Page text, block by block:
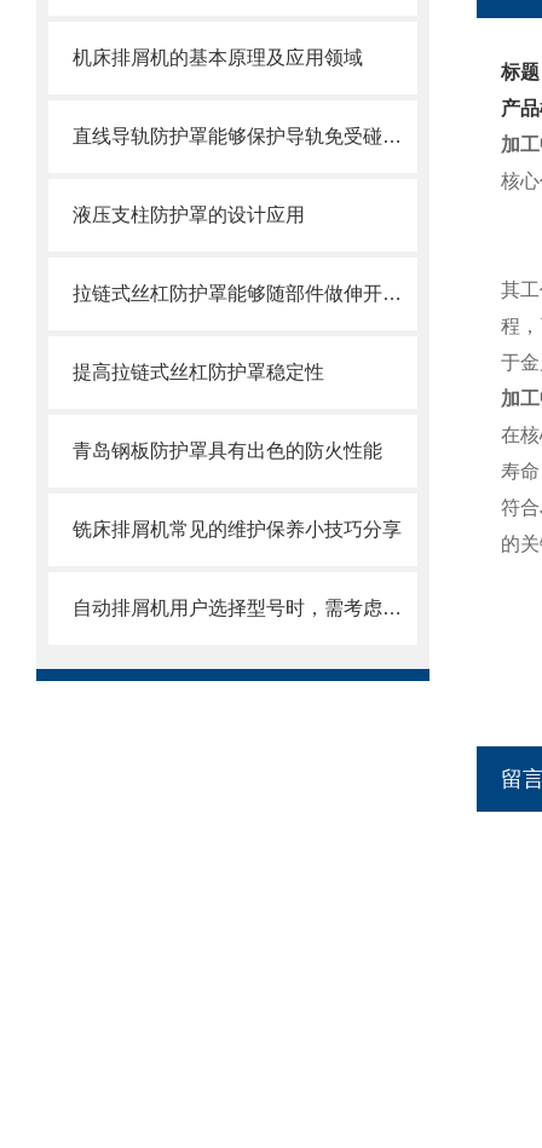
机床排屑机的基本原理及应用领域
直线导轨防护罩能够保护导轨免受碰撞和磨损
液压支柱防护罩的设计应用
拉链式丝杠防护罩能够随部件做伸开或压缩运动
提高拉链式丝杠防护罩稳定性
青岛钢板防护罩具有出色的防火性能
铣床排屑机常见的维护保养小技巧分享
自动排屑机用户选择型号时，需考虑哪些事项？
标
产
加
核
其
程
于
加
在
寿
符
的
留